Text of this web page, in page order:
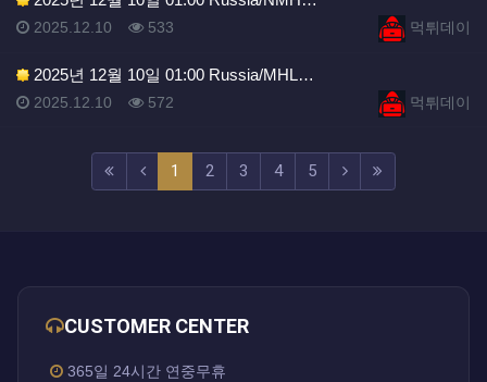
등록자먹튀데이
등록일
2025.12.10 조회
533
2025년 12월 10일 01:00 Russia/MHL…
등록자먹튀데이
등록일
2025.12.10 조회
572
1 (current)
2 3 4 5 (next)
CUSTOMER CENTER
365일 24시간 연중무휴